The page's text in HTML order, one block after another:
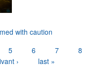
with caution
5 6 7
8
› last »